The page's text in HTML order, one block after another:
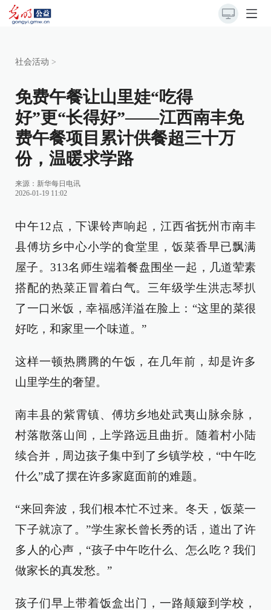
社会活动 >
免费午餐让山里娃“吃得
好”更“长得好”——江西南丰免
费午餐项目累计供餐超三十万
份，温暖求学路
来源： 新华每日电讯
2026-01-19 11:02
中午12点，下课铃声响起，江西省抚州市南丰
县傅坊乡中心小学的食堂里，饭菜香早已飘满
屋子。313名师生端着餐盘围坐一起，几道荤素
搭配的热菜正冒着白气。三年级学生洪志琴扒
了一口米饭，幸福感洋溢在脸上：“这里的菜很
好吃，和家里一个味道。”
这样一顿热腾腾的午饭，在几年前，却是许多
山里学生的奢望。
南丰县的紫霄镇、傅坊乡地处武夷山脉余脉，
村落散落山间，上学路远且曲折。随着村小陆
续合并，周边孩子集中到了乡镇学校，“中午吃
什么”成了摆在许多家庭面前的难题。
“来回奔波，我们根本忙不过来。冬天，饭菜一
下子就凉了。”学生家长曾长秀的话，道出了许
多人的心声，“孩子中午吃什么、怎么吃？我们
做家长的真发愁。”
孩子们早上带着饭盒出门，一路颠簸到学校，